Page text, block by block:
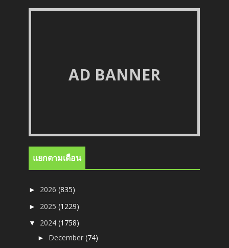
AD BANNER
แยกตามเดือน
► 2026(835)
► 2025(1229)
▼ 2024(1758)
► December(74)